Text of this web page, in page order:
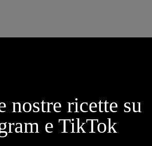
nostre ricette su
e TikTok